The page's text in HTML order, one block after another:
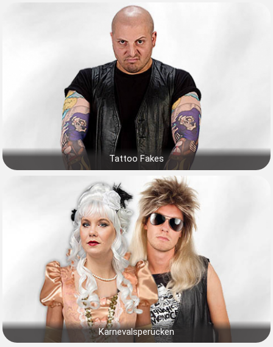
Tattoo Fakes
Karnevalsperücken